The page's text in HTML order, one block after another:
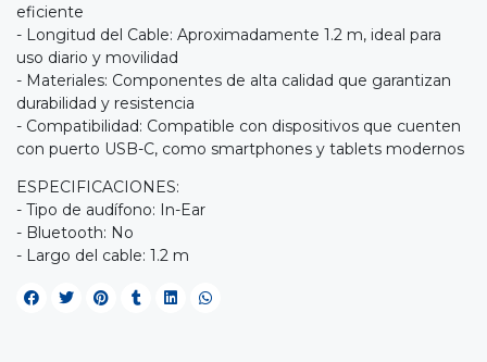
eficiente
- Longitud del Cable: Aproximadamente 1.2 m, ideal para
uso diario y movilidad
- Materiales: Componentes de alta calidad que garantizan
durabilidad y resistencia
- Compatibilidad: Compatible con dispositivos que cuenten
con puerto USB-C, como smartphones y tablets modernos
ESPECIFICACIONES:
- Tipo de audífono: In-Ear
- Bluetooth: No
- Largo del cable: 1.2 m